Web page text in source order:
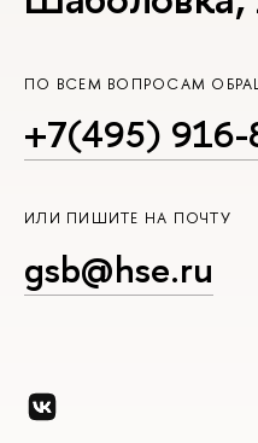
ПО ВСЕМ ВОПРОСАМ
+7(495) 916-
ИЛИ ПИШИТЕ НА ПОЧТУ
gsb@hse.ru